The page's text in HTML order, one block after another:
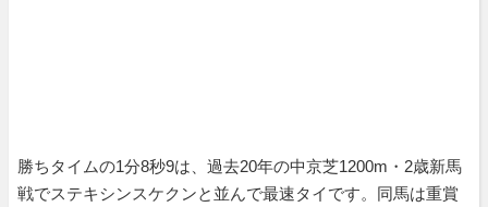
勝ちタイムの1分8秒9は、過去20年の中京芝1200m・2歳新馬
戦でステキシンスケクンと並んで最速タイです。同馬は重賞